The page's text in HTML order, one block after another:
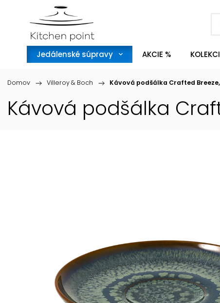
Jedálenské súpravy AKCIE %
Domov / Villeroy & Boch / Kávová podšálka Crafted
Kávová podšálka